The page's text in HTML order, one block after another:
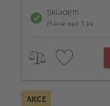
Skladem
Méně než 3 ks
AKCE